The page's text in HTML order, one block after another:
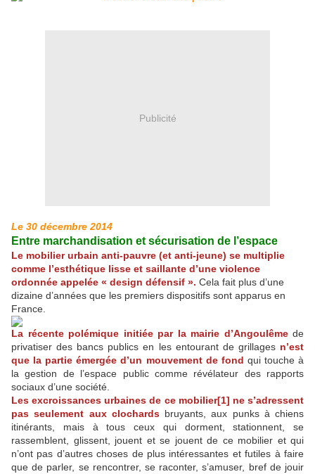
Publicité
Le 30 décembre 2014
Entre marchandisation et sécurisation de l’espace
Le mobilier urbain anti-pauvre (et anti-jeune) se multiplie
comme l’esthétique lisse et saillante d’une violence
ordonnée appelée « design défensif ». Cela fait plus d’une
dizaine d’années que les premiers dispositifs sont apparus en
France.
La récente polémique initiée par la mairie d’Angoulêmede
privatiser des bancs publics en les entourant de grillages n’est
que la partie émergée d’un mouvement de fond qui touche à
la gestion de l’espace public comme révélateur des rapports
sociaux d’une société.
Les excroissances urbaines de ce mobilier[1] ne s’adressent
pas seulement aux clochards bruyants, aux punks à chiens
itinérants, mais à tous ceux qui dorment, stationnent, se
rassemblent, glissent, jouent et se jouent de ce mobilier et qui
n’ont pas d’autres choses de plus intéressantes et futiles à faire
que de parler, se rencontrer, se raconter, s’amuser, bref de jouir